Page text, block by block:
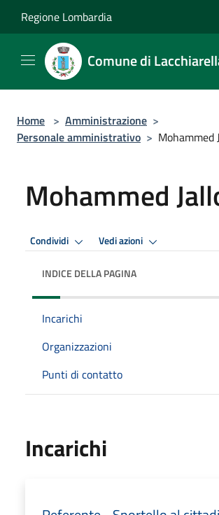
Regione Lombardia
Comune di
Home > Amministrazione >
Personale amministrativo > Mohammed
Mohammed
Condividi Vedi azioni
INDICE DELLA PAGINA
Incarichi
Organizzazioni
Punti di contatto
Incarichi